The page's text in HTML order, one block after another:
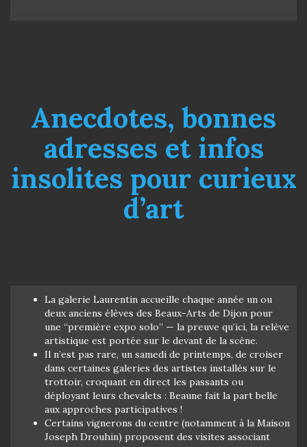
Anecdotes, bonnes
adresses et infos
insolites pour curieux
d’art
La galerie Laurentin accueille chaque année un ou
deux anciens élèves des Beaux-Arts de Dijon pour
une “première expo solo” — la preuve qu’ici, la relève
artistique est portée sur le devant de la scène.
Il n’est pas rare, un samedi de printemps, de croiser
dans certaines galeries des artistes installés sur le
trottoir, croquant en direct les passants ou
déployant leurs chevalets : Beaune fait la part belle
aux approches participatives !
Certains vignerons du centre (notamment à la Maison
Joseph Drouhin) proposent des visites associant